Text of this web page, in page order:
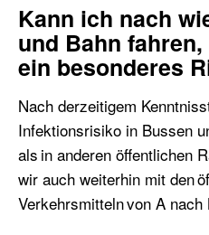
Kann ich nach
und Bahn
ein besonderes
Nach derzeitigem
Infektionsrisiko in Bussen
als in anderen öffentlichen
wir auch weiterhin mit den
Verkehrsmitteln von A nach